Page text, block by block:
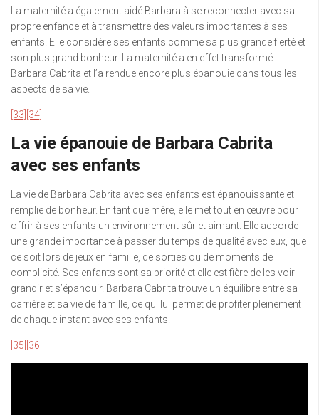
La maternité a également aidé Barbara à se reconnecter avec sa
propre enfance et à transmettre des valeurs importantes à ses
enfants. Elle considère ses enfants comme sa plus grande fierté et
son plus grand bonheur. La maternité a en effet transformé
Barbara Cabrita et l’a rendue encore plus épanouie dans tous les
aspects de sa vie.
[33] [34]
La vie épanouie de Barbara Cabrita
avec ses enfants
La vie de Barbara Cabrita avec ses enfants est épanouissante et
remplie de bonheur. En tant que mère, elle met tout en œuvre pour
offrir à ses enfants un environnement sûr et aimant. Elle accorde
une grande importance à passer du temps de qualité avec eux, que
ce soit lors de jeux en famille, de sorties ou de moments de
complicité. Ses enfants sont sa priorité et elle est fière de les voir
grandir et s’épanouir. Barbara Cabrita trouve un équilibre entre sa
carrière et sa vie de famille, ce qui lui permet de profiter pleinement
de chaque instant avec ses enfants.
[35] [36]